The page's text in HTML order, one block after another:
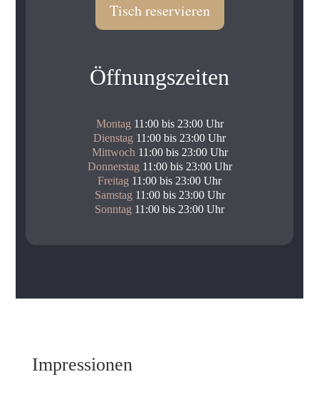
Tisch reservieren
Öffnungszeiten
Montag 11:00 bis 23:00 Uhr
Dienstag 11:00 bis 23:00 Uhr
Mittwoch 11:00 bis 23:00 Uhr
Donnerstag 11:00 bis 23:00 Uhr
Freitag 11:00 bis 23:00 Uhr
Samstag 11:00 bis 23:00 Uhr
Sonntag 11:00 bis 23:00 Uhr
Impressionen